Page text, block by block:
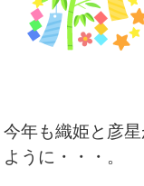
今年も織姫と彦
ように・・・。